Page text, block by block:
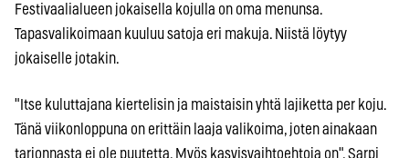
Festivaalialueen jokaisella kojulla on oma menunsa.
Tapasvalikoimaan kuuluu satoja eri makuja. Niistä löytyy
jokaiselle jotakin.
"Itse kuluttajana kiertelisin ja maistaisin yhtä lajiketta per koju.
Tänä viikonloppuna on erittäin laaja valikoima, joten ainakaan
tarjonnasta ei ole puutetta. Myös kasvisvaihtoehtoja on", Sarpi